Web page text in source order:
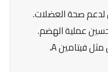
لدعم صحة العضلات.
عملية الهضم.
مجموعة من الفيتامينات والمعادن مثل فيتامين A،